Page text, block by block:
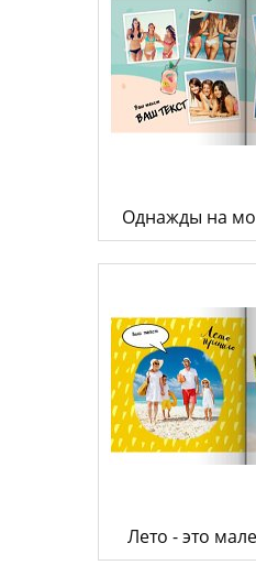
Однажды на
Лето - это